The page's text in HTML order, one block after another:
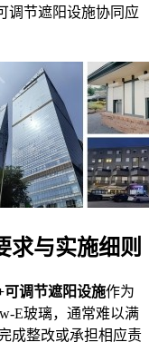
调节遮阳设施协同应
求与实施细则
调节遮阳设施作为
E玻璃，通常难以满
成整改或承担相应责